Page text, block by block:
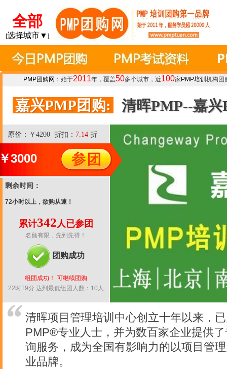
全部
[选择城市▼ ]
PMP团购网 ：始于2011年，覆盖50多个城市，近100家 PMP培训 机构团
嘉兴PMP团购: 清晖PMP--嘉
原价： ￥4200 折扣： 7.14 折
3000
剩余时间：
72小时以上，欲购从速！
累计342人已参团
名额有限，先到先得！
团购成功
组团成功！ 可继续团购
22时19分 达到最低组团人数：10人
清晖项目管理培训中心创立十年以来，
PMP®专业人士，并为数百家企业提供
询服务，成为全国有影响力的以项目管
业品牌。